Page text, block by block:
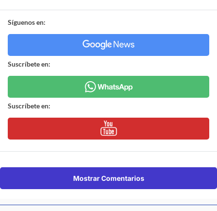
Síguenos en:
Suscríbete en:
Suscríbete en:
Mostrar Comentarios